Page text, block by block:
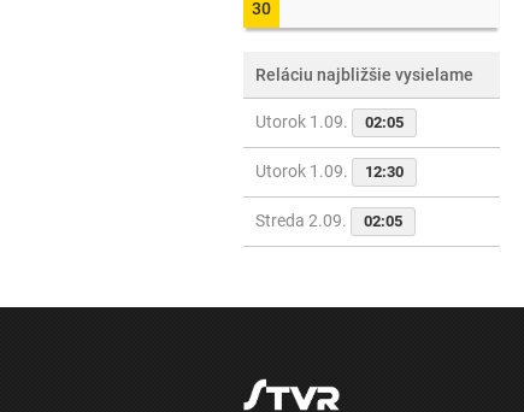
30
Reláciu najbližšie vysielame
Utorok 1.09. 02:05
Utorok 1.09. 12:30
Streda 2.09. 02:05